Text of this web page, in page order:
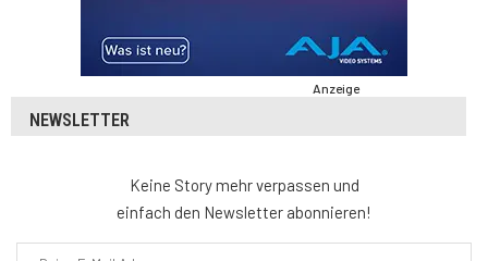
Anzeige
NEWSLETTER
Keine Story mehr verpassen und
einfach den Newsletter abonnieren!